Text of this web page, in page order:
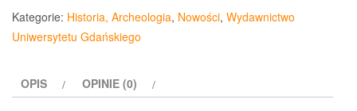
der
Königlichen
Regierung
Danzig”
Kategorie: Historia, Archeologia, Nowości, Wydawnictwo
Uniwersytetu Gdańskiego
OPIS OPINIE (0)